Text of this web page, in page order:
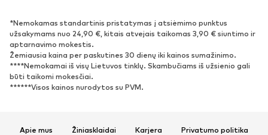
BATAI
Naujienos
Sportbačiai
Aulinukai
Batai su kulniukais
Auliniai batai
*Nemokamas standartinis pristatymas į atsiėmimo punktus
užsakymams nuo 24,90 €, kitais atvejais taikomas 3,90 € siuntimo ir
aptarnavimo mokestis.
Žemiausia kaina per paskutines 30 dienų iki kainos sumažinimo.
****Nemokamai iš visų Lietuvos tinklų. Skambučiams iš užsienio gali
būti taikomi mokesčiai.
******Visos kainos nurodytos su PVM.
Apie mus Žiniasklaidai Karjera Privatumo politika